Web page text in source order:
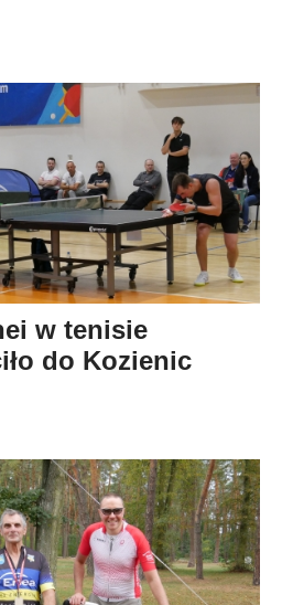
w tenisie
do Kozienic